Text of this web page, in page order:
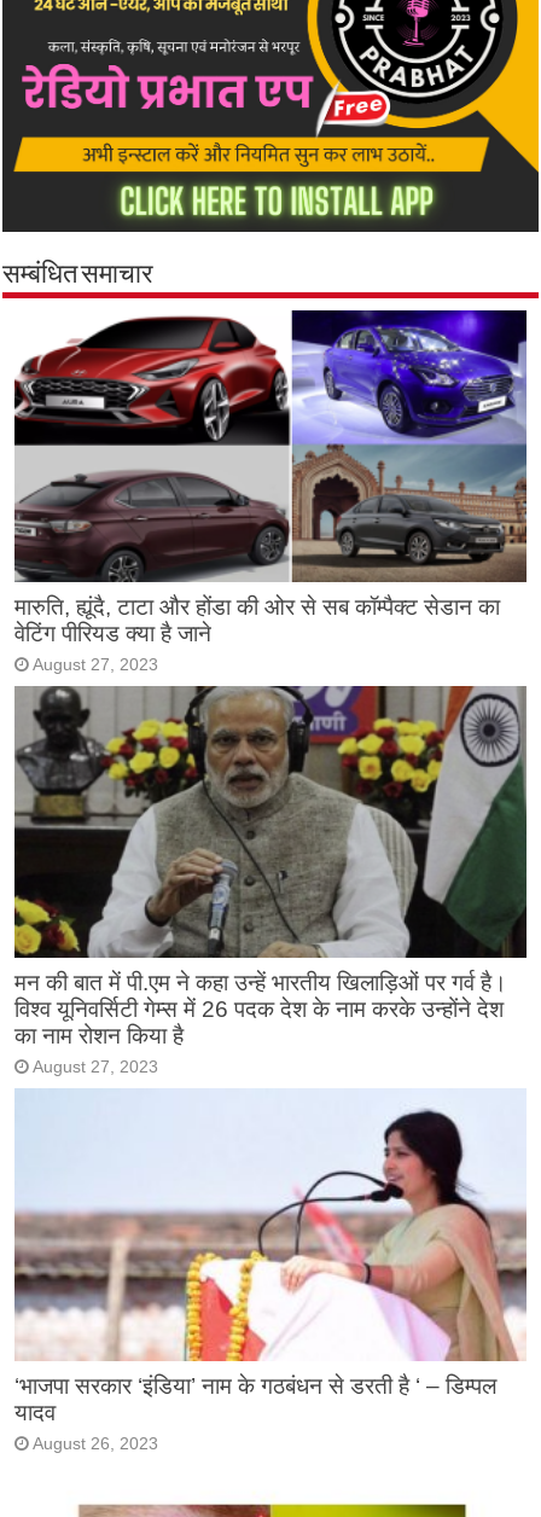
सम्बंधित समाचार
मारुति, ह्यूंदै, टाटा और होंडा की ओर से सब कॉम्पैक्ट सेडान का
वेटिंग पीरियड क्या है जाने
August 27, 2023
मन की बात में पी.एम ने कहा उन्हें भारतीय खिलाड़िओं पर गर्व है।
विश्व यूनिवर्सिटी गेम्स में 26 पदक देश के नाम करके उन्होंने देश
का नाम रोशन किया है
August 27, 2023
‘भाजपा सरकार ‘इंडिया’ नाम के गठबंधन से डरती है ‘ – डिम्पल
यादव
August 26, 2023